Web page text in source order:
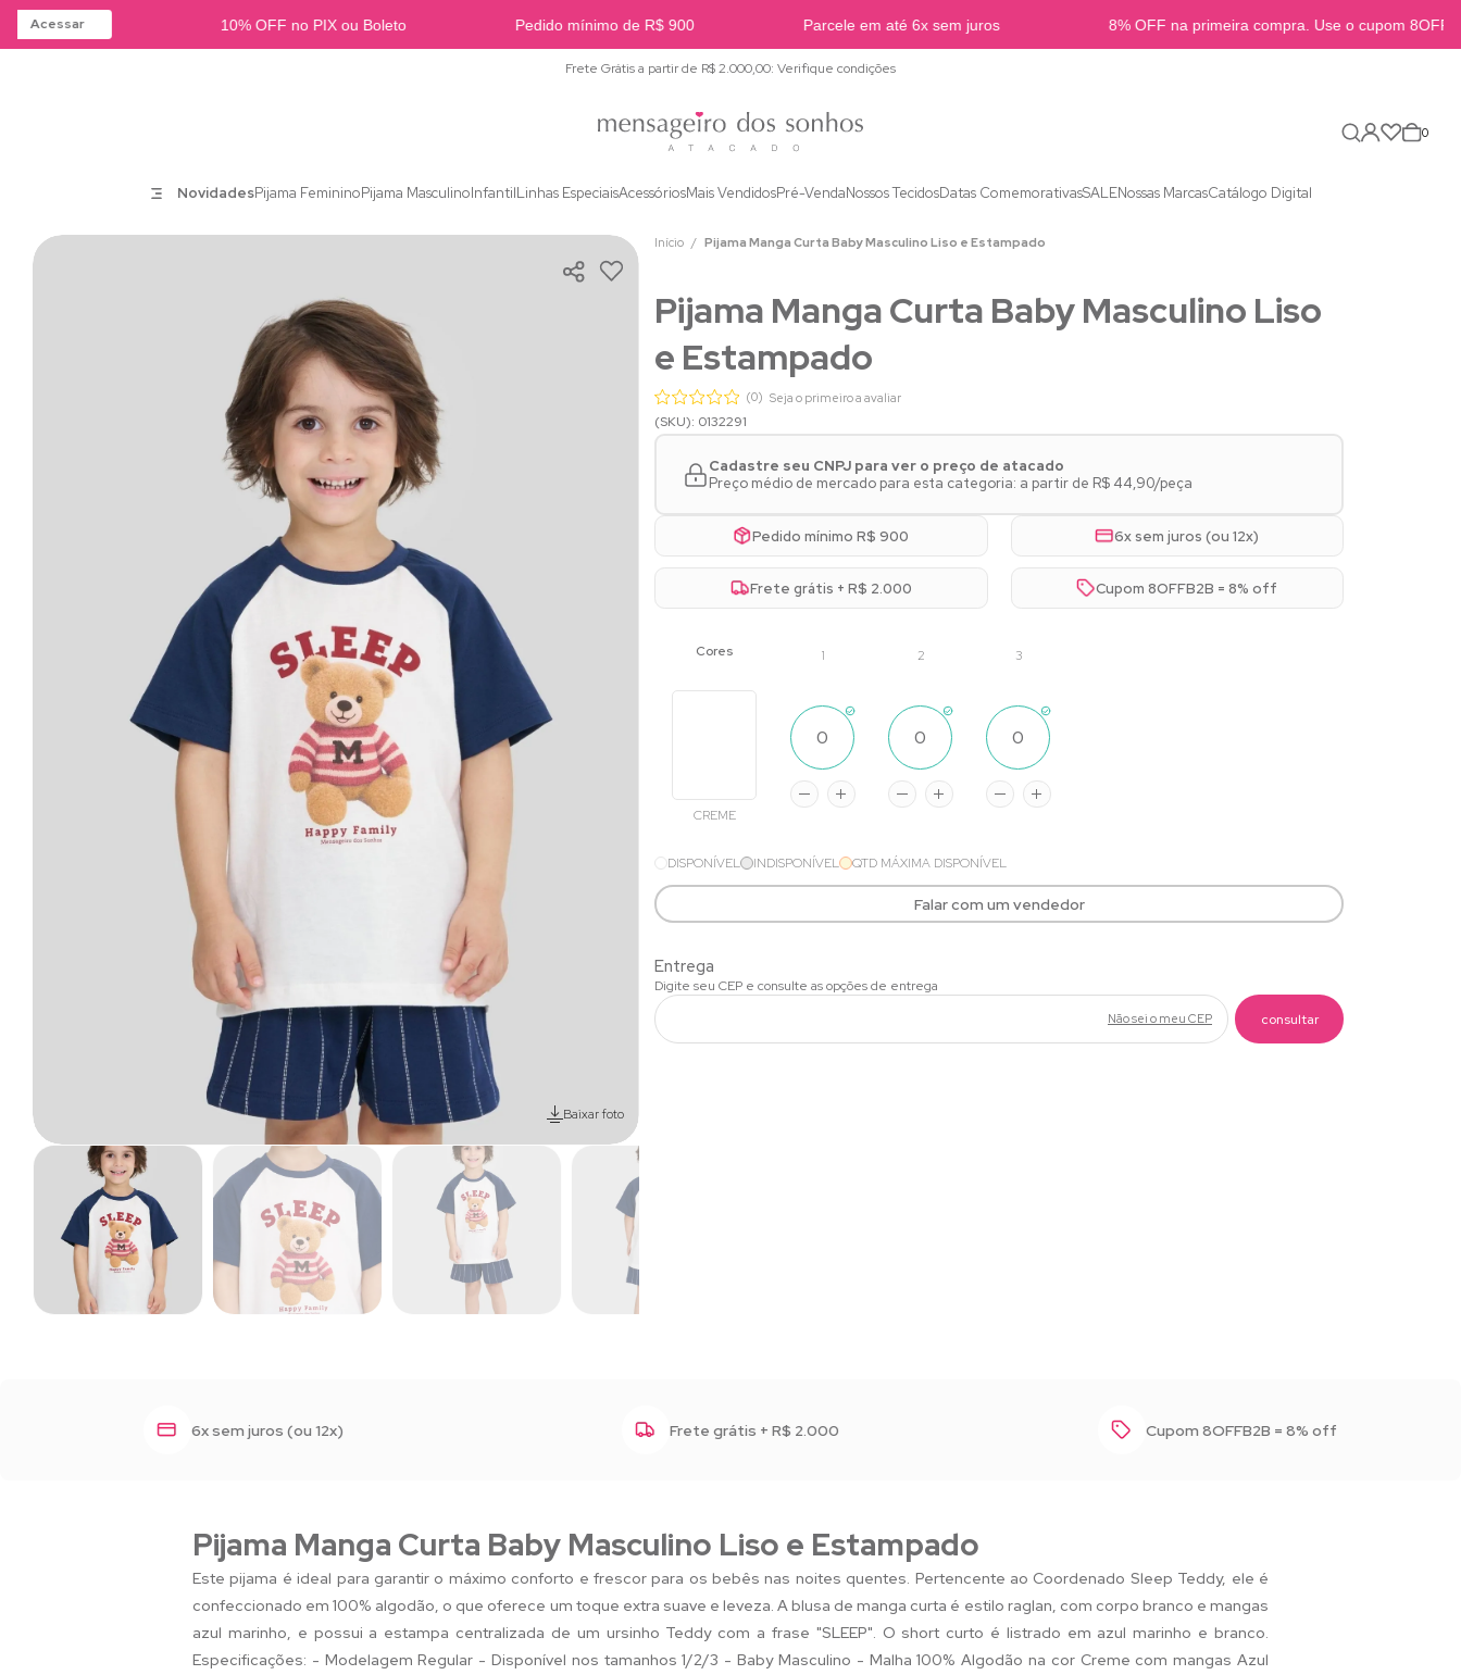
Acessar 10% OFF no PIX ou Boleto Pedido mínimo de R$ 900 Parcele em até 6x sem juros 8% OFF na primeira compra. Use o cupom 8OFFB2B
Frete Grátis a partir de R$ 2.000,00: Verifique condições
0
NovidadesPijama FemininoPijama MasculinoInfantilLinhas EspeciaisAcessóriosMais VendidosPré-VendaNossos TecidosDatas ComemorativasSALENossas MarcasCatálogo Digital
Baixar foto
Início Pijama Manga Curta Baby Masculino Liso e Estampado
Pijama Manga Curta Baby Masculino Liso
e Estampado
(0) Seja o primeiro a avaliar
(SKU): 0132291
Cadastre seu CNPJ para ver o preço de atacado
Preço médio de mercado para esta categoria: a partir de R$ 44,90/peça
Pedido mínimo R$ 900 6x sem juros (ou 12x)
Frete grátis + R$ 2.000 Cupom 8OFFB2B = 8% off
1 2 3
CREME
DISPONÍVEL INDISPONÍVEL QTD MÁXIMA DISPONÍVEL
Falar com um vendedor
Não sei o meu CEP
6x sem juros (ou 12x) Frete grátis + R$ 2.000 Cupom 8OFFB2B = 8% off
Pijama Manga Curta Baby Masculino Liso e Estampado
Este pijama é ideal para garantir o máximo conforto e frescor para os bebês nas noites quentes. Pertencente ao Coordenado Sleep Teddy, ele é
confeccionado em 100% algodão, o que oferece um toque extra suave e leveza. A blusa de manga curta é estilo raglan, com corpo branco e mangas
azul marinho, e possui a estampa centralizada de um ursinho Teddy com a frase "SLEEP". O short curto é listrado em azul marinho e branco.
Especificações: - Modelagem Regular - Disponível nos tamanhos 1/2/3 - Baby Masculino - Malha 100% Algodão na cor Creme com mangas Azul